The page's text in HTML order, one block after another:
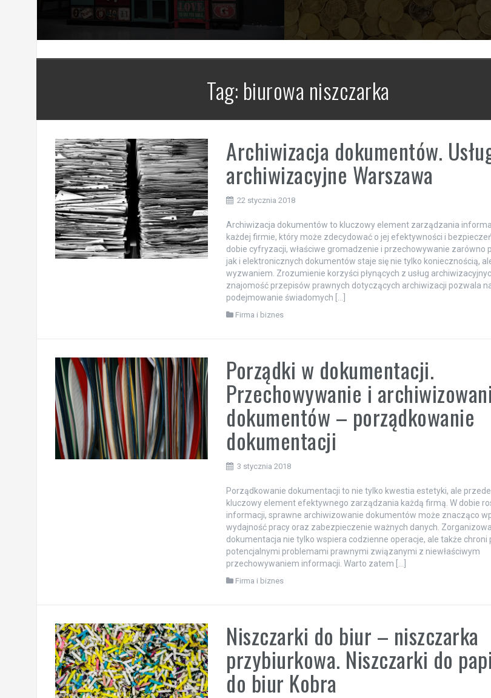
Tag: biurowa niszczarka
Archiwizacja dokumentów.
archiwizacyjne Warszawa
22 stycznia 2018
Archiwizacja dokumentów to kluczowy element zarządzania
każdej firmie, który może zdecydować o jej efektywności i
dobie cyfryzacji, właściwe gromadzenie i przechowywanie zarówno
jak i elektronicznych dokumentów staje się nie tylko koniecznością,
wyzwaniem. Zrozumienie korzyści płynących z usług
znajomość przepisów prawnych dotyczących archiwizacji pozwala
podejmowanie świadomych […]
Firma i biznes
Porządki w dokumentacji.
Przechowywanie i
dokumentów – porządkowanie
dokumentacji
3 stycznia 2018
Porządkowanie dokumentacji to nie tylko kwestia estetyki, ale
kluczowy element efektywnego zarządzania każdą firmą. W dobie
informacji, sprawne archiwizowanie dokumentów może znacząco
wydajność pracy oraz zabezpieczenie ważnych danych.
dokumentacja nie tylko wspiera codzienne operacje, ale także chroni
potencjalnymi problemami prawnymi związanymi z niewłaściwym
przechowywaniem informacji. Warto zatem […]
Firma i biznes
Niszczarki do biur – niszczarka
przybiurkowa. Niszczarki do
do biur Kobra